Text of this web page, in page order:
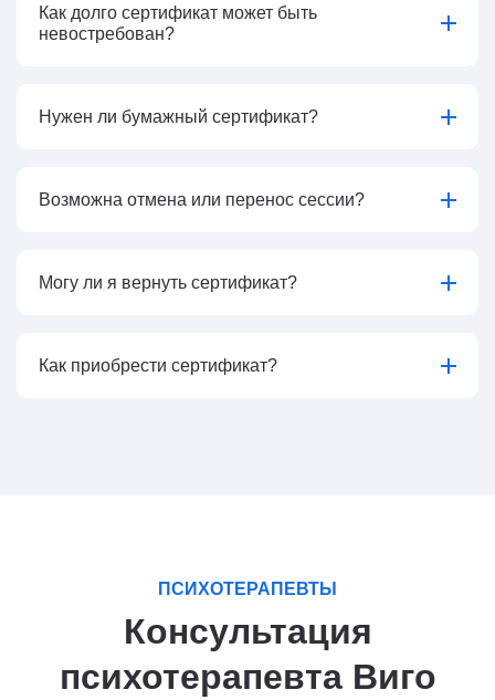
Как долго сертификат может быть
невостребован?
Нужен ли бумажный сертификат?
Возможна отмена или перенос сессии?
Могу ли я вернуть сертификат?
Как приобрести сертификат?
ПСИХОТЕРАПЕВТЫ
Консультация
психотерапевта Виго